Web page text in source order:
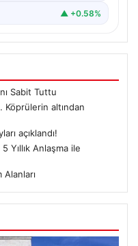
▲ +0.58%
Sabit Tuttu
Köprülerin altından
açıklandı!
Yıllık Anlaşma ile
Alanları